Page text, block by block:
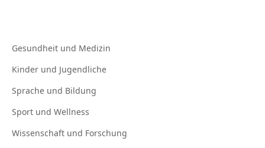
Gesundheit und Medizin
Kinder und Jugendliche
Sprache und Bildung
Sport und Wellness
Wissenschaft und Forschung